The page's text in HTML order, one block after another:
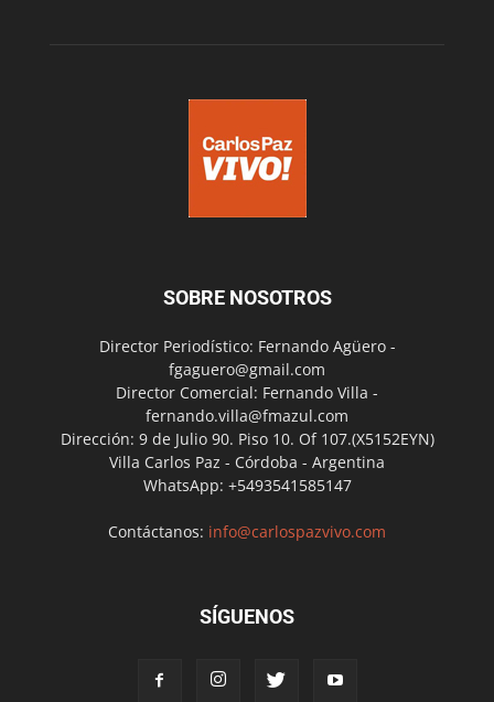
SOBRE NOSOTROS
Director Periodístico: Fernando Agüero -
fgaguero@gmail.com
Director Comercial: Fernando Villa -
fernando.villa@fmazul.com
Dirección: 9 de Julio 90. Piso 10. Of 107.(X5152EYN)
Villa Carlos Paz - Córdoba - Argentina
WhatsApp: +5493541585147
Contáctanos: info@carlospazvivo.com
SÍGUENOS